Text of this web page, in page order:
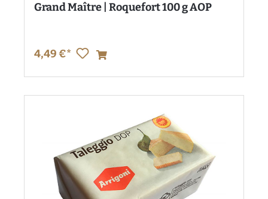
Grand Maître | Roquefort 100 g AOP
4,49 €*